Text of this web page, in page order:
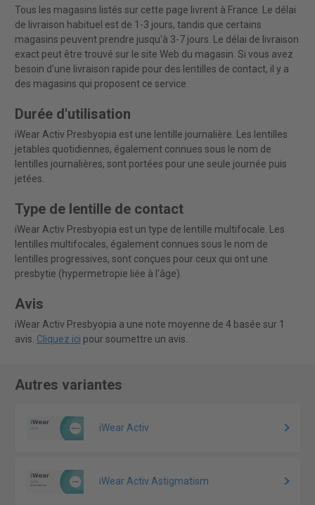
Tous les magasins listés sur cette page livrent à France. Le délai
de livraison habituel est de 1-3 jours, tandis que certains
magasins peuvent prendre jusqu'à 3-7 jours. Le délai de livraison
exact peut être trouvé sur le site Web du magasin. Si vous avez
besoin d'une livraison rapide pour des lentilles de contact, il y a
des magasins qui proposent ce service.
Durée d'utilisation
iWear Activ Presbyopia est une lentille journalière. Les lentilles
jetables quotidiennes, également connues sous le nom de
lentilles journalières, sont portées pour une seule journée puis
jetées.
Type de lentille de contact
iWear Activ Presbyopia est un type de lentille multifocale. Les
lentilles multifocales, également connues sous le nom de
lentilles progressives, sont conçues pour ceux qui ont une
presbytie (hypermetropie liée à l'âge).
Avis
iWear Activ Presbyopia a une note moyenne de 4 basée sur 1
avis. Cliquez ici pour soumettre un avis.
Autres variantes
iWear Activ
iWear Activ Astigmatism